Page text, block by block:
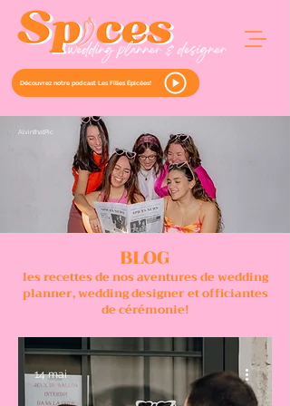
Découvrez notre podcast Les Filles Épicées!
AlvinthatPic
BLOG
les recettes de nos aventures de wedding
planner, wedding designer et officiantes
de cérémonie!
14 mai